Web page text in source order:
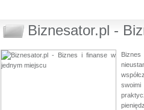
Biznesator.pl -